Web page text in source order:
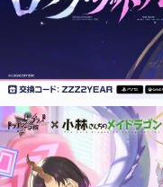
ピックア
電ファミのいま読まれ